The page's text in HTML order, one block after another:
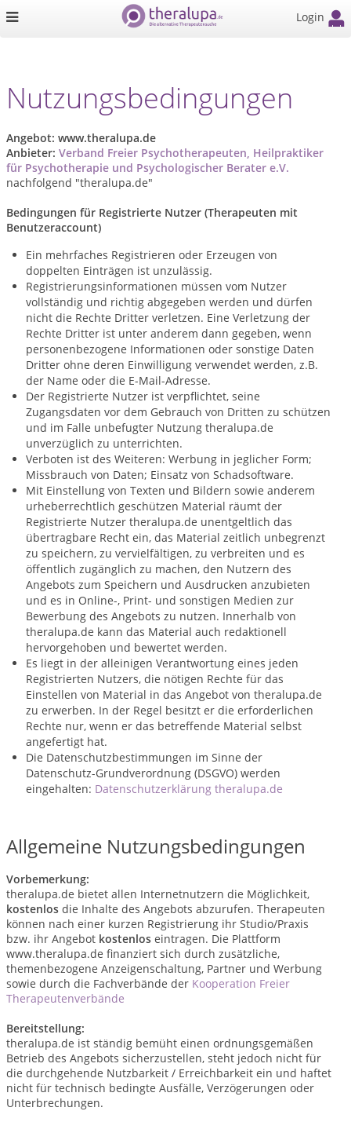
Login
Nutzungsbedingungen
Angebot: www.theralupa.de
Anbieter: Verband Freier Psychotherapeuten, Heilpraktiker
für Psychotherapie und Psychologischer Berater e.V.
nachfolgend "theralupa.de"
Bedingungen für Registrierte Nutzer (Therapeuten mit
Benutzeraccount)
Ein mehrfaches Registrieren oder Erzeugen von
doppelten Einträgen ist unzulässig.
Registrierungsinformationen müssen vom Nutzer
vollständig und richtig abgegeben werden und dürfen
nicht die Rechte Dritter verletzen. Eine Verletzung der
Rechte Dritter ist unter anderem dann gegeben, wenn
personenbezogene Informationen oder sonstige Daten
Dritter ohne deren Einwilligung verwendet werden, z.B.
der Name oder die E-Mail-Adresse.
Der Registrierte Nutzer ist verpflichtet, seine
Zugangsdaten vor dem Gebrauch von Dritten zu schützen
und im Falle unbefugter Nutzung theralupa.de
unverzüglich zu unterrichten.
Verboten ist des Weiteren: Werbung in jeglicher Form;
Missbrauch von Daten; Einsatz von Schadsoftware.
Mit Einstellung von Texten und Bildern sowie anderem
urheberrechtlich geschützen Material räumt der
Registrierte Nutzer theralupa.de unentgeltlich das
übertragbare Recht ein, das Material zeitlich unbegrenzt
zu speichern, zu vervielfältigen, zu verbreiten und es
öffentlich zugänglich zu machen, den Nutzern des
Angebots zum Speichern und Ausdrucken anzubieten
und es in Online-, Print- und sonstigen Medien zur
Bewerbung des Angebots zu nutzen. Innerhalb von
theralupa.de kann das Material auch redaktionell
hervorgehoben und bewertet werden.
Es liegt in der alleinigen Verantwortung eines jeden
Registrierten Nutzers, die nötigen Rechte für das
Einstellen von Material in das Angebot von theralupa.de
zu erwerben. In der Regel besitzt er die erforderlichen
Rechte nur, wenn er das betreffende Material selbst
angefertigt hat.
Die Datenschutzbestimmungen im Sinne der
Datenschutz-Grundverordnung (DSGVO) werden
eingehalten: Datenschutzerklärung theralupa.de
Allgemeine Nutzungsbedingungen
Vorbemerkung:
theralupa.de bietet allen Internetnutzern die Möglichkeit,
kostenlos die Inhalte des Angebots abzurufen. Therapeuten
können nach einer kurzen Registrierung ihr Studio/Praxis
bzw. ihr Angebot kostenlos eintragen. Die Plattform
www.theralupa.de finanziert sich durch zusätzliche,
themenbezogene Anzeigenschaltung, Partner und Werbung
sowie durch die Fachverbände der Kooperation Freier
Therapeutenverbände
Bereitstellung:
theralupa.de ist ständig bemüht einen ordnungsgemäßen
Betrieb des Angebots sicherzustellen, steht jedoch nicht für
die durchgehende Nutzbarkeit / Erreichbarkeit ein und haftet
nicht für technisch bedingte Ausfälle, Verzögerungen oder
Unterbrechungen.